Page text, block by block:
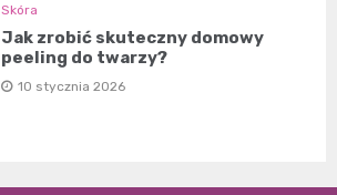
Skóra
Jak zrobić skuteczny domowy
peeling do twarzy?
10 stycznia 2026